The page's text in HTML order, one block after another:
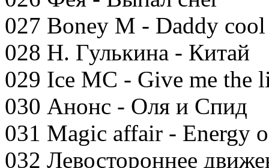
027 Boney M - Daddy cool
028 Н. Гулькина - Китай
029 Ice MC - Give me the
030 Анонс - Оля и Спид
031 Magic affair - Energy
032 Левостороннее